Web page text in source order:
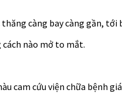
càng bay càng gần,
nào mở to mắt.
cam cứu viện chữa bệnh